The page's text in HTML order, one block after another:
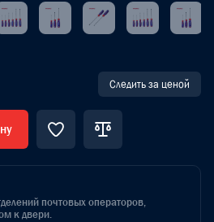
Следить за ценой
почтовых операторов,
к двери.